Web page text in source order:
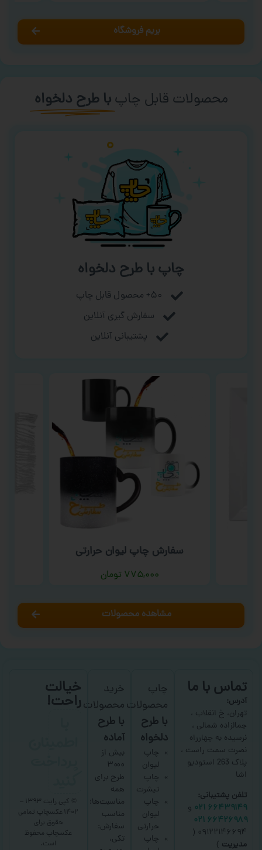
بریم فروشگاه
محصولات قابل چاپ با طرح دلخواه
چاپ با طرح دلخواه
۵۰+ محصول قابل چاپ
سفارش گیری آنلاین
پشتیبانی آنلاین
سفارش چاپ لیوان حرارتی
۷۷۵,۰۰۰ تومان
مشاهده محصولات
تماس با ما
آدرس:
تهران، خ انقلاب ،
جمالزاده شمالی ،
نرسیده به چهارراه
نصرت سمت راست ،
پلاک 263 استودیو
اشا
تلفن پشتیبانی:
۶۶۴۳۹۱۴۹ ۰۲۱
و
۶۶۴۲۶۹۸۹ ۰۲۱
۰۹۱۲۲۱۴۶۶۹۴ (
مدیریت )
چاپ
محصولات
با طرح
دلخواه
چاپ
لیوان
چاپ
تیشرت
چاپ
لیوان
حرارتی
چاپ
خرید
محصولات
با طرح
آماده
بیش از
۳۰۰۰
طرح برای
همه
مناسبت‌ها؛
مناسب
سفارش:
تکی،
خیالت
راحت!
۱۴۰۲ عکسچاپ
تمامی
حقوق برای
عکسچاپ محفوظ
است.